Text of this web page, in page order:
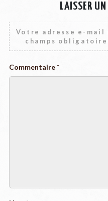
LAISSER
Votre adresse e-mail
champs
Commentaire*